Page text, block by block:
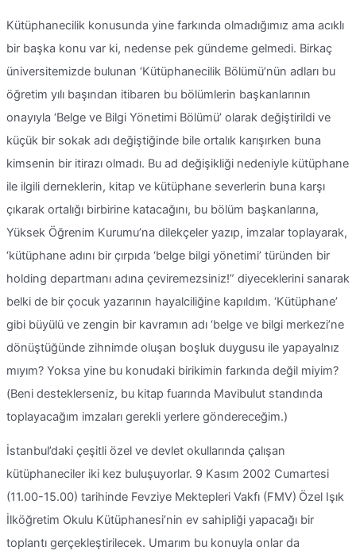
Kütüphanecilik konusunda yine farkında olmadığımız ama acıklı
bir başka konu var ki, nedense pek gündeme gelmedi. Birkaç
üniversitemizde bulunan ‘Kütüphanecilik Bölümü’nün adları bu
öğretim yılı başından itibaren bu bölümlerin başkanlarının
onayıyla ‘Belge ve Bilgi Yönetimi Bölümü’ olarak değiştirildi ve
küçük bir sokak adı değiştiğinde bile ortalık karışırken buna
kimsenin bir itirazı olmadı. Bu ad değişikliği nedeniyle kütüphane
ile ilgili derneklerin, kitap ve kütüphane severlerin buna karşı
çıkarak ortalığı birbirine katacağını, bu bölüm başkanlarına,
Yüksek Öğrenim Kurumu’na dilekçeler yazıp, imzalar toplayarak,
‘kütüphane adını bir çırpıda ‘belge bilgi yönetimi’ türünden bir
holding departmanı adına çeviremezsiniz!” diyeceklerini sanarak
belki de bir çocuk yazarının hayalciliğine kapıldım. ‘Kütüphane’
gibi büyülü ve zengin bir kavramın adı ‘belge ve bilgi merkezi’ne
dönüştüğünde zihnimde oluşan boşluk duygusu ile yapayalnız
mıyım? Yoksa yine bu konudaki birikimin farkında değil miyim?
(Beni desteklerseniz, bu kitap fuarında Mavibulut standında
toplayacağım imzaları gerekli yerlere göndereceğim.)
İstanbul’daki çeşitli özel ve devlet okullarında çalışan
kütüphaneciler iki kez buluşuyorlar. 9 Kasım 2002 Cumartesi
(11.00-15.00) tarihinde Fevziye Mektepleri Vakfı (FMV) Özel Işık
İlköğretim Okulu Kütüphanesi’nin ev sahipliği yapacağı bir
toplantı gerçekleştirilecek. Umarım bu konuyla onlar da